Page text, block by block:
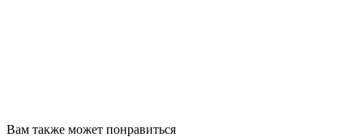
Вам также может понравиться